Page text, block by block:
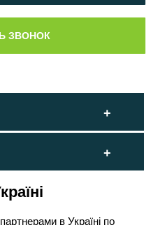
в Україні по